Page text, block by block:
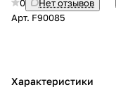
0
Нет отзывов
Арт. F90085
Характеристики